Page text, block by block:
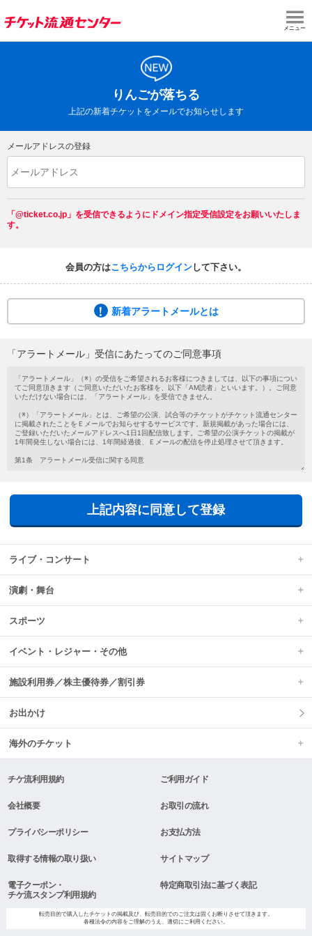
メニュー
りんごが落ちる
上記の新着チケットをメールでお知らせします
メールアドレスの登録
「@ticket.co.jp」を受信できるようにドメイン指定受信設定をお願いいたしま
す。
会員の方はこちらからログイン して下さい。
新着アラートメールとは
会員登録がお済みでない方もメールアドレスを登録するだけで気軽にご利用い
ただけます。
たメールアドレスへ1日1回配信されます。
「アラートメール」受信にあたってのご同意事項
上記内容に同意して登録
ライブ・コンサート
演劇・舞台
スポーツ
イベント・レジャー・その他
施設利用券／株主優待券／割引券
お出かけ
海外のチケット
チケ流利用規約 ご利用ガイド
会社概要 お取引の流れ
プライバシーポリシー お支払方法
取得する情報の取り扱い サイトマップ
電子クーポン・
チケ流スタンプ利用規約
特定商取引法に基づく表記
転売目的で購入したチケットの掲載及び、転売目的でのご注文は固くお断りさせて頂きます。
各種法令の内容をご理解のうえ、適切にご利用ください。